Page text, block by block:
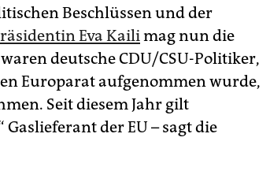
Beschlüssen und der
Eva Kaili mag nun die
deutsche CDU/CSU-Politiker,
Europarat aufgenommen wurde,
Seit diesem Jahr gilt
der EU – sagt die